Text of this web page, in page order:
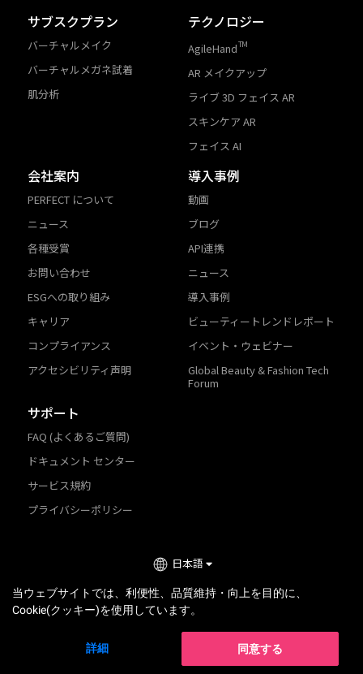
サブスクプラン
バーチャルメイク
バーチャルメガネ試着
肌分析
テクノロジー
AgileHandTM
AR メイクアップ
ライブ 3D フェイス AR
スキンケア AR
フェイス AI
会社案内
PERFECT について
ニュース
各種受賞
お問い合わせ
ESGへの取り組み
キャリア
コンプライアンス
アクセシビリティ声明
導入事例
動画
ブログ
API連携
ニュース
導入事例
ビューティートレンドレポート
イベント・ウェビナー
Global Beauty & Fashion Tech
Forum
サポート
FAQ (よくあるご質問)
ドキュメント センター
サービス規約
プライバシーポリシー
日本語
Perfect Corp. All Rights Reserved.
© 2022 パーフェクト株式会社：東京都港区芝大門 1丁目16−3 芝
大門116ビル 3階
当ウェブサイトでは、利便性、品質維持・向上を目的に、
Cookie(クッキー)を使用しています。
詳細 同意する